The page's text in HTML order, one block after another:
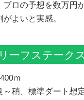
プロの予想を数万円
よいと実感。
ーフステーク
ｍ
～稍、標準ダート想